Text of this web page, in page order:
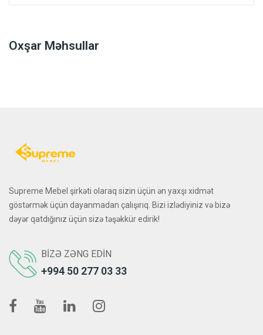
Oxşar Məhsullar
Supreme Mebel şirkəti olaraq sizin üçün ən yaxşı xidmət
göstərmək üçün dayanmadan çalışırıq. Bizi izlədiyiniz və bizə
dəyər qatdığınız üçün sizə təşəkkür edirik!
BIZƏ ZƏNG EDIN
+994 50 277 03 33